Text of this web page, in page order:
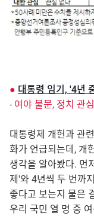
● 대통령 임기, '4년
- 여야 불문, 정치 관
대통령제 개헌과 관
화가 언급되는데, 개
생각을 알아봤다. 먼
제'와 4년씩 두 번까
좋다고 보는지 물은
우리 국민 열 명 중